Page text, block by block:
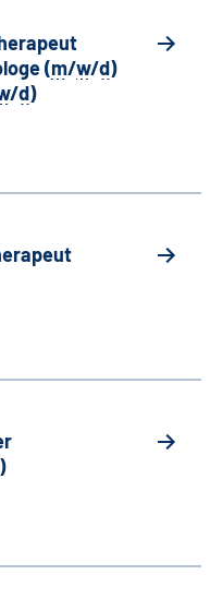
(m/w/d)
/d)
)